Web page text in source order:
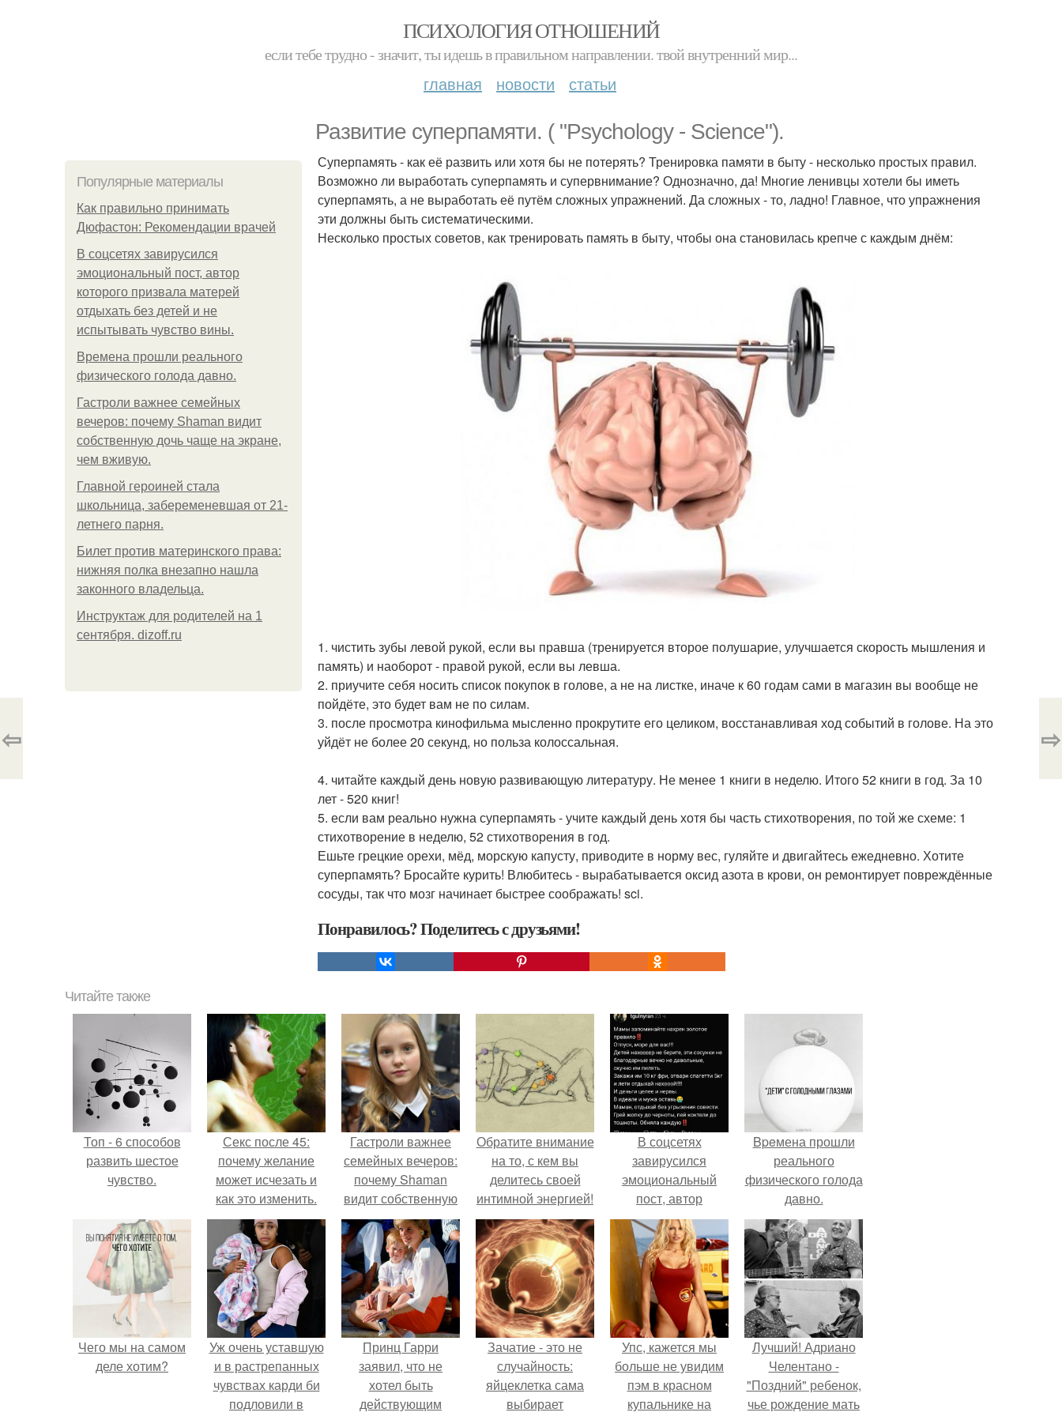
ПСИХОЛОГИЯ ОТНОШЕНИЙ
если тебе трудно - значит, ты идешь в правильном направлении. твой внутренний мир...
главная новости статьи
Развитие суперпамяти. ( "Psychology - Science").
Популярные материалы
Как правильно принимать
Дюфастон: Рекомендации врачей
В соцсетях завирусился
эмоциональный пост, автор
которого призвала матерей
отдыхать без детей и не
испытывать чувство вины.
Bpeмена прошли реального
физического голода давно.
Гастроли важнее семейных
вечеров: почему Shaman видит
собственную дочь чаще на экране,
чем вживую.
Главной героиней стала
школьница, забеременевшая от 21-
летнего парня.
Билет против материнского права:
нижняя полка внезапно нашла
законного владельца.
Инструктаж для родителей на 1
сентября. dizoff.ru
Суперпамять - как её развить или хотя бы не потерять? Тренировка памяти в быту - несколько простых правил.
Возможно ли выработать суперпамять и супервнимание? Однозначно, да! Многие ленивцы хотели бы иметь
суперпамять, а не выработать её путём сложных упражнений. Да сложных - то, ладно! Главное, что упражнения
эти должны быть систематическими.
Несколько простых советов, как тренировать память в быту, чтобы она становилась крепче с каждым днём:
1. чистить зубы левой рукой, если вы правша (тренируется второе полушарие, улучшается скорость мышления и
память) и наоборот - правой рукой, если вы левша.
2. приучите себя носить список покупок в голове, а не на листке, иначе к 60 годам сами в магазин вы вообще не
пойдёте, это будет вам не по силам.
3. после просмотра кинофильма мысленно прокрутите его целиком, восстанавливая ход событий в голове. На это
уйдёт не более 20 секунд, но польза колоссальная.
4. читайте каждый день новую развивающую литературу. Не менее 1 книги в неделю. Итого 52 книги в год. За 10
лет - 520 книг!
5. если вам реально нужна суперпамять - учите каждый день хотя бы часть стихотворения, по той же схеме: 1
стихотворение в неделю, 52 стихотворения в год.
Ешьте грецкие орехи, мёд, морскую капусту, приводите в норму вес, гуляйте и двигайтесь ежедневно. Хотите
суперпамять? Бросайте курить! Влюбитесь - вырабатывается оксид азота в крови, он ремонтирует повреждённые
сосуды, так что мозг начинает быстрее соображать! sci.
Понравилось? Поделитесь с друзьями!
⇦ ⇨
Читайте также
Топ - 6 способов
развить шестое
чувство.
Секс после 45:
почему желание
может исчезать и
как это изменить.
Гастроли важнее
семейных вечеров:
почему Shaman
видит собственную
дочь чаще на
экране, чем
вживую.
Обратите внимание
на то, с кем вы
делитесь своей
интимной энергией!
В соцсетях
завирусился
эмоциональный
пост, автор
которого призвала
матерей отдыхать
без детей и не
испытывать
чувство вины.
Bpeмена прошли
реального
физического голода
давно.
Чего мы на самом
деле хотим?
Уж очень уставшую
и в растрепанных
чувствах карди би
подловили в
Принц Гарри
заявил, что не
хотел быть
действующим
Зачатие - это не
случайность:
яйцеклетка сама
выбирает
Упс, кажется мы
больше не увидим
пэм в красном
купальнике на
Лучший! Адриано
Челентано -
"Поздний" ребенок,
чье рождение мать